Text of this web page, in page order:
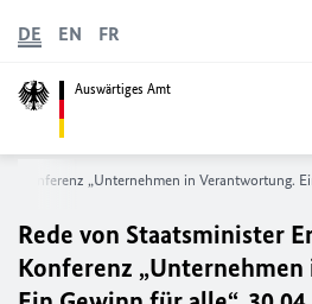
Auswärtiges Amt
DE EN FR
Konferenz „Unternehmen in Verantwortung.
Rede von Staatsminister
Konferenz